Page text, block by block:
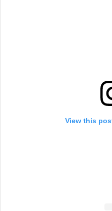
View this